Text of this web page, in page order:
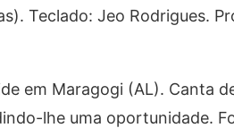
Teclado: Jeo Rodrigues.
em Maragogi (AL). Canta
lhe uma oportunidade.